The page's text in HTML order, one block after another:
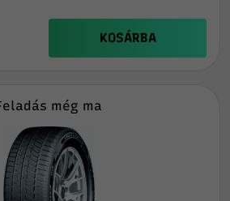
KOSÁRBA
még ma